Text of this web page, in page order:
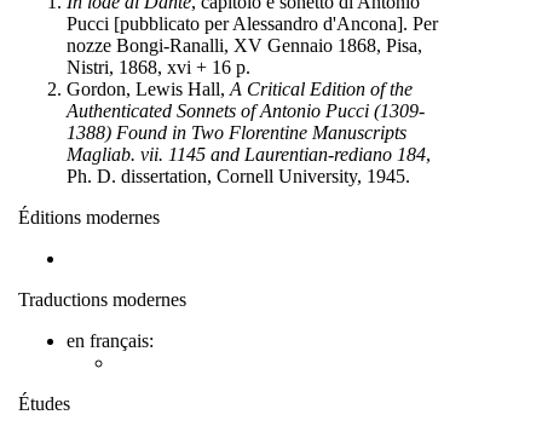
Pucci [pubblicato per Alessandro d'Ancona]. Per
nozze Bongi-Ranalli, XV Gennaio 1868, Pisa,
Nistri, 1868, xvi + 16 p.
Gordon, Lewis Hall, A Critical Edition of the
Authenticated Sonnets of Antonio Pucci (1309-
1388) Found in Two Florentine Manuscripts
Magliab. vii. 1145 and Laurentian-rediano 184,
Ph. D. dissertation, Cornell University, 1945.
Éditions modernes
Traductions modernes
en français:
Études